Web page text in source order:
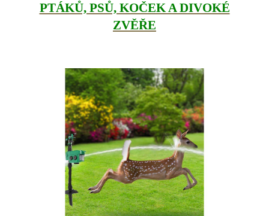
PTÁKŮ, PSŮ, KOČEK A DIVOKÉ
ZVĚŘE